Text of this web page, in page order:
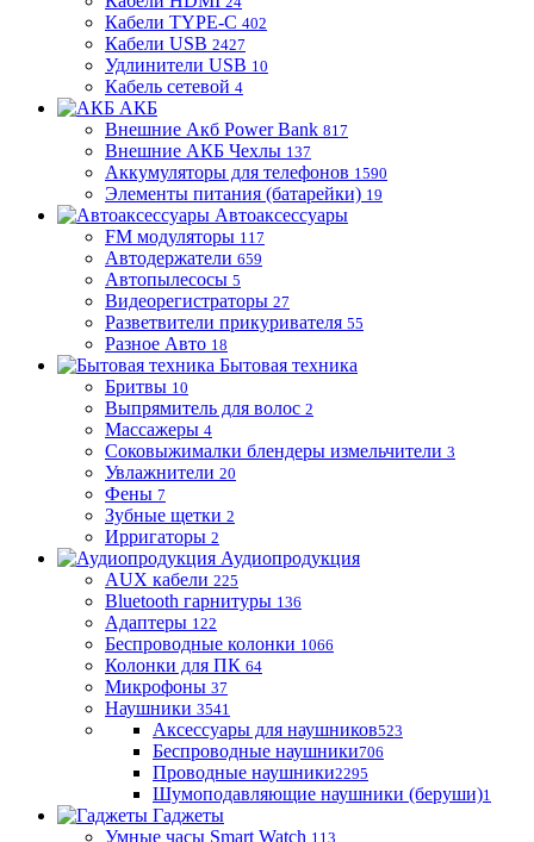
Кабели TYPE-C 402
Кабели USB 2427
Удлинители USB 10
Кабель сетевой 4
АКБ
Внешние Акб Power Bank 817
Внешние АКБ Чехлы 137
Аккумуляторы для телефонов 1590
Элементы питания (батарейки) 19
Автоаксессуары
FM модуляторы 117
Автодержатели 659
Автопылесосы 5
Видеорегистраторы 27
Разветвители прикуривателя 55
Разное Авто 18
Бытовая техника
Бритвы 10
Выпрямитель для волос 2
Массажеры 4
Соковыжималки блендеры измельчители 3
Увлажнители 20
Фены 7
Зубные щетки 2
Ирригаторы 2
Аудиопродукция
AUX кабели 225
Bluetooth гарнитуры 136
Адаптеры 122
Беспроводные колонки 1066
Колонки для ПК 64
Микрофоны 37
Наушники 3541
Аксессуары для наушников523
Беспроводные наушники706
Проводные наушники2295
Шумоподавляющие наушники (беруши)1
Гаджеты
Умные часы Smart Watch 113